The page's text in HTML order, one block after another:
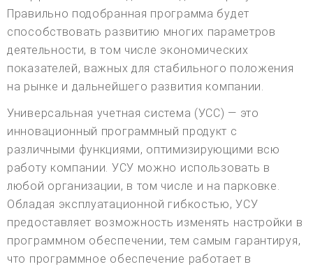
Правильно подобранная программа будет
способствовать развитию многих параметров
деятельности, в том числе экономических
показателей, важных для стабильного положения
на рынке и дальнейшего развития компании.
Универсальная учетная система (УСС) — это
инновационный программный продукт с
различными функциями, оптимизирующими всю
работу компании. УСУ можно использовать в
любой организации, в том числе и на парковке.
Обладая эксплуатационной гибкостью, УСУ
предоставляет возможность изменять настройки в
программном обеспечении, тем самым гарантируя,
что программное обеспечение работает в